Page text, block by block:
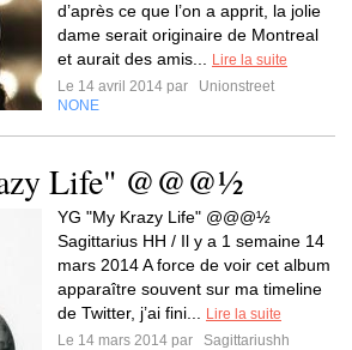
d’après ce que l’on a apprit, la jolie
dame serait originaire de Montreal
et aurait des amis...
Lire la suite
Le 14 avril 2014 par
Unionstreet
NONE
Life" @@@½
YG "My Krazy Life" @@@½
Sagittarius HH / Il y a 1 semaine 14
mars 2014 A force de voir cet album
apparaître souvent sur ma timeline
de Twitter, j’ai fini...
Lire la suite
Le 14 mars 2014 par
Sagittariushh